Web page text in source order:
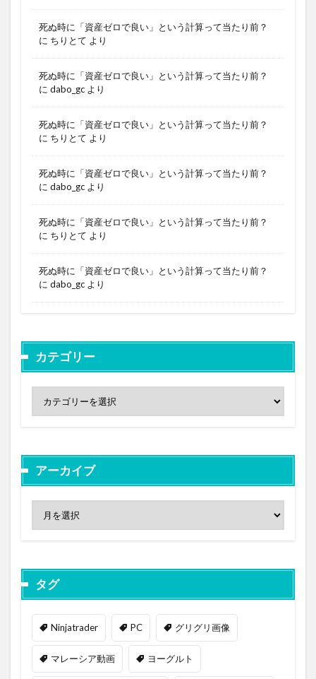
死ぬ時に「資産ゼロで良い」という計算って当たり前？
に ちりとて より
死ぬ時に「資産ゼロで良い」という計算って当たり前？
に dabo_gc より
死ぬ時に「資産ゼロで良い」という計算って当たり前？
に ちりとて より
死ぬ時に「資産ゼロで良い」という計算って当たり前？
に dabo_gc より
死ぬ時に「資産ゼロで良い」という計算って当たり前？
に ちりとて より
死ぬ時に「資産ゼロで良い」という計算って当たり前？
に dabo_gc より
カテゴリー
アーカイブ
タグ
Ninjatrader PC グリグリ画像
マレーシア動画 ヨーグルト